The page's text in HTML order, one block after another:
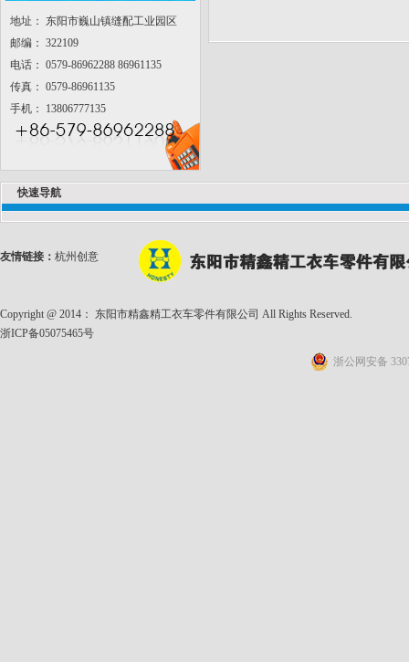
地址： 东阳市巍山镇缝配工业园区
邮编： 322109
电话： 0579-86962288 86961135
传真： 0579-86961135
手机： 13806777135
快速导航
友情链接： 杭州创意
Copyright @ 2014： 东阳市精鑫精工衣车零件有限公司 All Rights Reserved.
浙ICP备05075465号
浙公网安备